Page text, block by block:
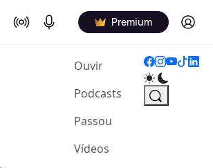
On Air Podcasts Premium Log in
Ouvir(current)
Podcasts
Passou
Vídeos